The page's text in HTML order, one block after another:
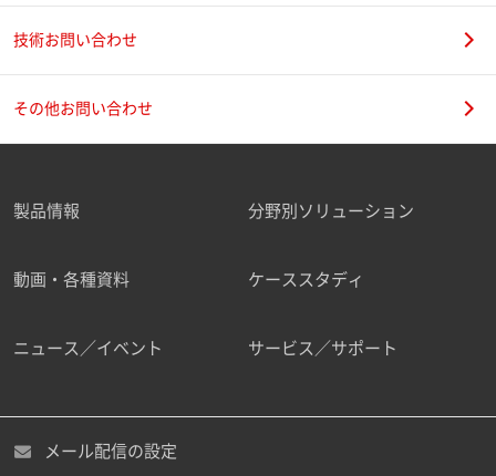
ご勤務先
職種
技術お問い合わせ
その他お問い合わせ
製品情報 分野別ソリューション
動画・各種資料 ケーススタディ
ニュース／イベント サービス／サポート
メール配信の設定